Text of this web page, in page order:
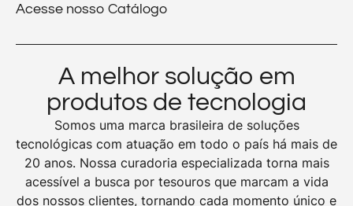
Acesse nosso Catálogo
A melhor solução em
produtos de tecnologia
Somos uma marca brasileira de soluções
tecnológicas com atuação em todo o país há mais de
20 anos. Nossa curadoria especializada torna mais
acessível a busca por tesouros que marcam a vida
dos nossos clientes, tornando cada momento único e